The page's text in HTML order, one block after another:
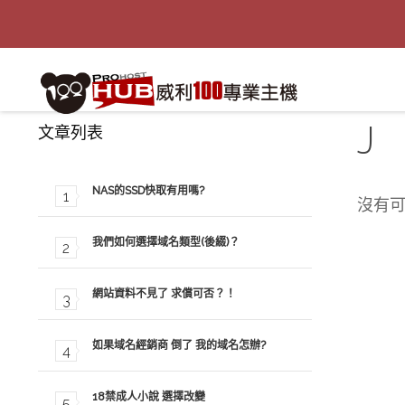
J
沒有
文章列表
NAS的SSD快取有用嗎?
我們如何選擇域名類型(後綴)？
網站資料不見了 求償可否？！
如果域名經銷商 倒了 我的域名怎辦?
18禁成人小說 選擇改變